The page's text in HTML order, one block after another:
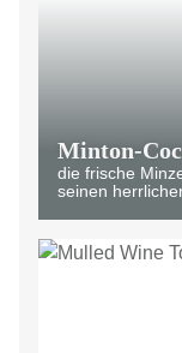
Minton-
die frische
seinen